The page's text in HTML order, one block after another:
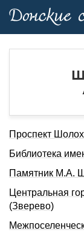
Проспект
Библиотека
Памятник М.А.
Центральная
(Зверево)